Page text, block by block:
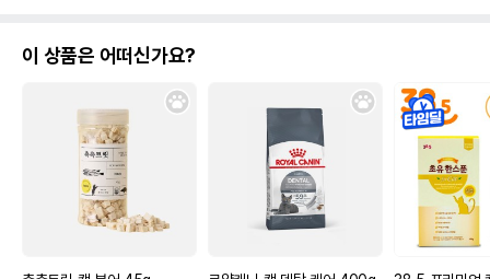
이 상품은 어떠신가요?